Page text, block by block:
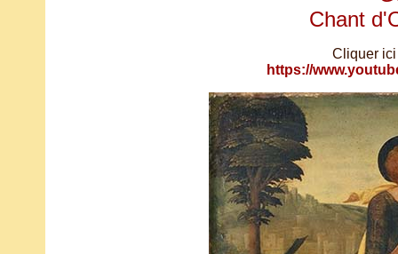
Chant
Cliquer ici
https://